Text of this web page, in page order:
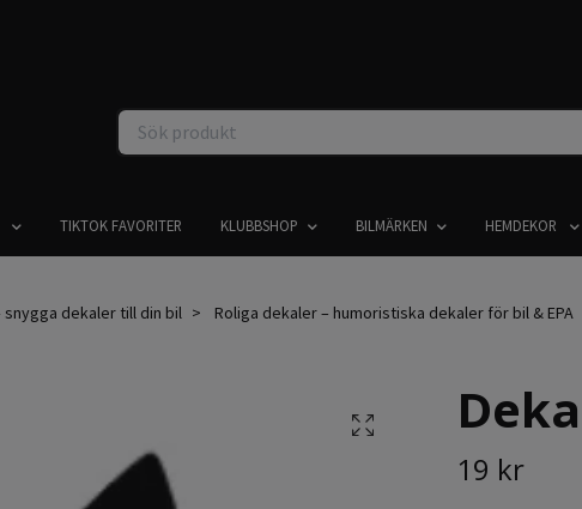
TIKTOK FAVORITER KLUBBSHOP BILMÄRKEN HEMDEKOR
snygga dekaler till din bil Roliga dekaler – humoristiska dekaler för bil & EPA
19 kr